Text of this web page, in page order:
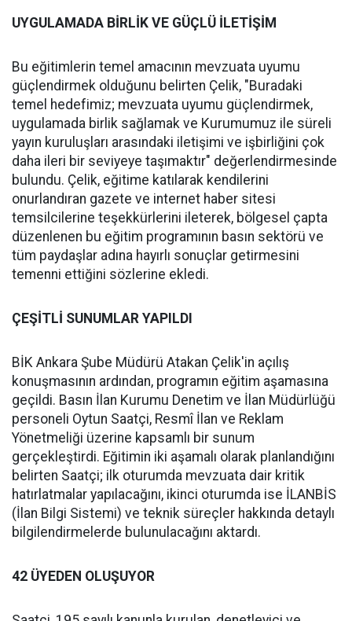
UYGULAMADA BİRLİK VE GÜÇLÜ İLETİŞİM
Bu eğitimlerin temel amacının mevzuata uyumu
güçlendirmek olduğunu belirten Çelik, "Buradaki
temel hedefimiz; mevzuata uyumu güçlendirmek,
uygulamada birlik sağlamak ve Kurumumuz ile süreli
yayın kuruluşları arasındaki iletişimi ve işbirliğini çok
daha ileri bir seviyeye taşımaktır" değerlendirmesinde
bulundu. Çelik, eğitime katılarak kendilerini
onurlandıran gazete ve internet haber sitesi
temsilcilerine teşekkürlerini ileterek, bölgesel çapta
düzenlenen bu eğitim programının basın sektörü ve
tüm paydaşlar adına hayırlı sonuçlar getirmesini
temenni ettiğini sözlerine ekledi.
ÇEŞİTLİ SUNUMLAR YAPILDI
BİK Ankara Şube Müdürü Atakan Çelik'in açılış
konuşmasının ardından, programın eğitim aşamasına
geçildi. Basın İlan Kurumu Denetim ve İlan Müdürlüğü
personeli Oytun Saatçi, Resmî İlan ve Reklam
Yönetmeliği üzerine kapsamlı bir sunum
gerçekleştirdi. Eğitimin iki aşamalı olarak planlandığını
belirten Saatçi; ilk oturumda mevzuata dair kritik
hatırlatmalar yapılacağını, ikinci oturumda ise İLANBİS
(İlan Bilgi Sistemi) ve teknik süreçler hakkında detaylı
bilgilendirmelerde bulunulacağını aktardı.
42 ÜYEDEN OLUŞUYOR